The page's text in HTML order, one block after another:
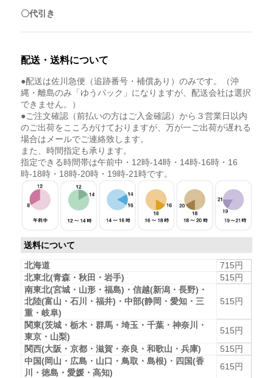
〇代引き
配送・送料について
●配送は佐川急便（追跡番号・補償あり）のみです。（沖
縄・離島のみ「ゆうパック」になりますが、配送会社は選択
できません。）
●ご注文確認（前払いの方はご入金確認）から３営業日以内
のご出荷をこころがけておりますが、万が一ご出荷が遅れる
場合はメールでご連絡致します。
また、時間指定も承ります。
指定できる時間帯は午前中・12時-14時・14時-16時・16
時-18時・18時-20時・19時-21時です。
送料について
北海道
715円
北東北(青森・秋田・岩手)
515円
南東北(宮城・山形・福島)・信越(新潟・長野)・
北陸(富山・石川・福井)・中部(静岡・愛知・三
重・岐阜)
515円
関東(茨城・栃木・群馬・埼玉・千葉・神奈川・
東京・山梨)
515円
関西(大阪・京都・滋賀・奈良・和歌山・兵庫)
515円
中国(岡山・広島・山口・鳥取・島根)・四国(香
川・徳島・愛媛・高知)
615円